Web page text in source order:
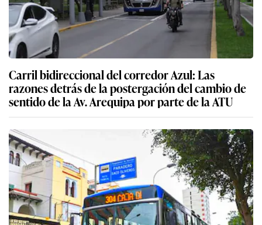
Carril bidireccional del corredor Azul: Las
razones detrás de la postergación del cambio de
sentido de la Av. Arequipa por parte de la ATU